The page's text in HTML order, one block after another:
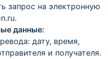
запрос на электронную
данные:
дату, время,
и получателя.